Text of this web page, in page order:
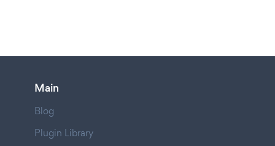
Main
Blog
Plugin Library